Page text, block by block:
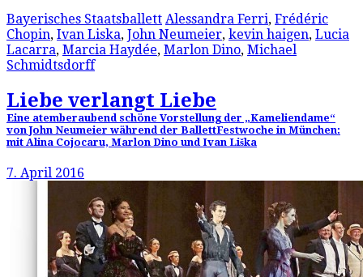
Bayerisches Staatsballett Alessandra Ferri, Frédéric
Chopin, Ivan Liska, John Neumeier, kevin haigen, Lucia
Lacarra, Marcia Haydée, Marlon Dino, Michael
Schmidtsdorff
Liebe verlangt Liebe
Eine atemberaubend schöne Vorstellung der „Kameliendame“
von John Neumeier während der BallettFestwoche in München:
mit Alina Cojocaru, Marlon Dino und Ivan Liška
7. April 2016